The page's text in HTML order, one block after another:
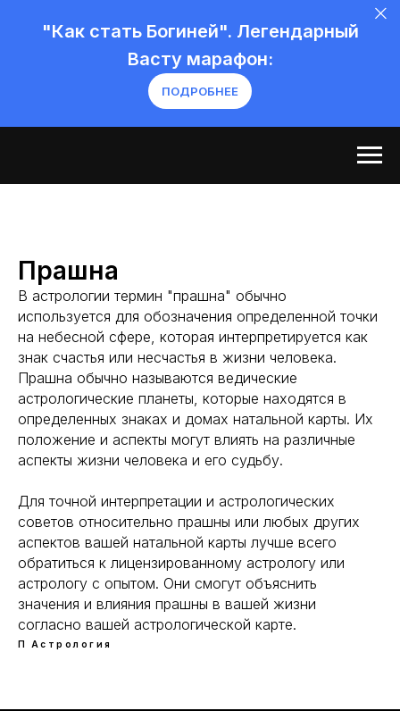
"Как стать Богиней". Легендарный
Васту марафон:
ПОДРОБНЕЕ
Прашна
В астрологии термин "прашна" обычно
используется для обозначения определенной точки
на небесной сфере, которая интерпретируется как
знак счастья или несчастья в жизни человека.
Прашна обычно называются ведические
астрологические планеты, которые находятся в
определенных знаках и домах натальной карты. Их
положение и аспекты могут влиять на различные
аспекты жизни человека и его судьбу.
Для точной интерпретации и астрологических
советов относительно прашны или любых других
аспектов вашей натальной карты лучше всего
обратиться к лицензированному астрологу или
астрологу с опытом. Они смогут объяснить
значения и влияния прашны в вашей жизни
согласно вашей астрологической карте.
П Астрология